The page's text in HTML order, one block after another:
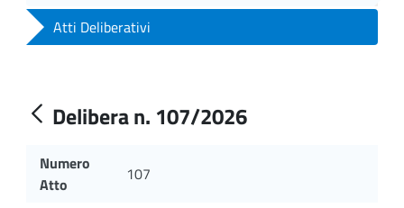
Atti Deliberativi
Delibera n. 107/2026
Numero
Atto
107